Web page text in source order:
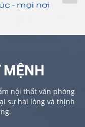
nội thất văn phòng
sự hài lòng và thịnh